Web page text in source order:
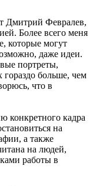
Дмитрий Февралев,
Более всего меня
которые могут
даже идеи.
портреты,
гораздо больше, чем
что в
конкретного кадра
на
а также
на людей,
работы в